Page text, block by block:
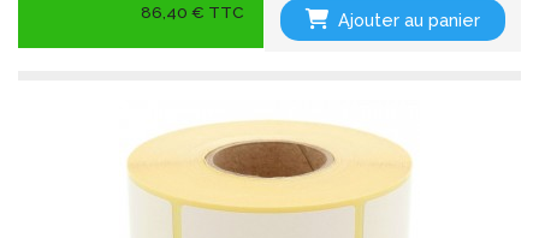
86,40 € TTC Ajouter au panier